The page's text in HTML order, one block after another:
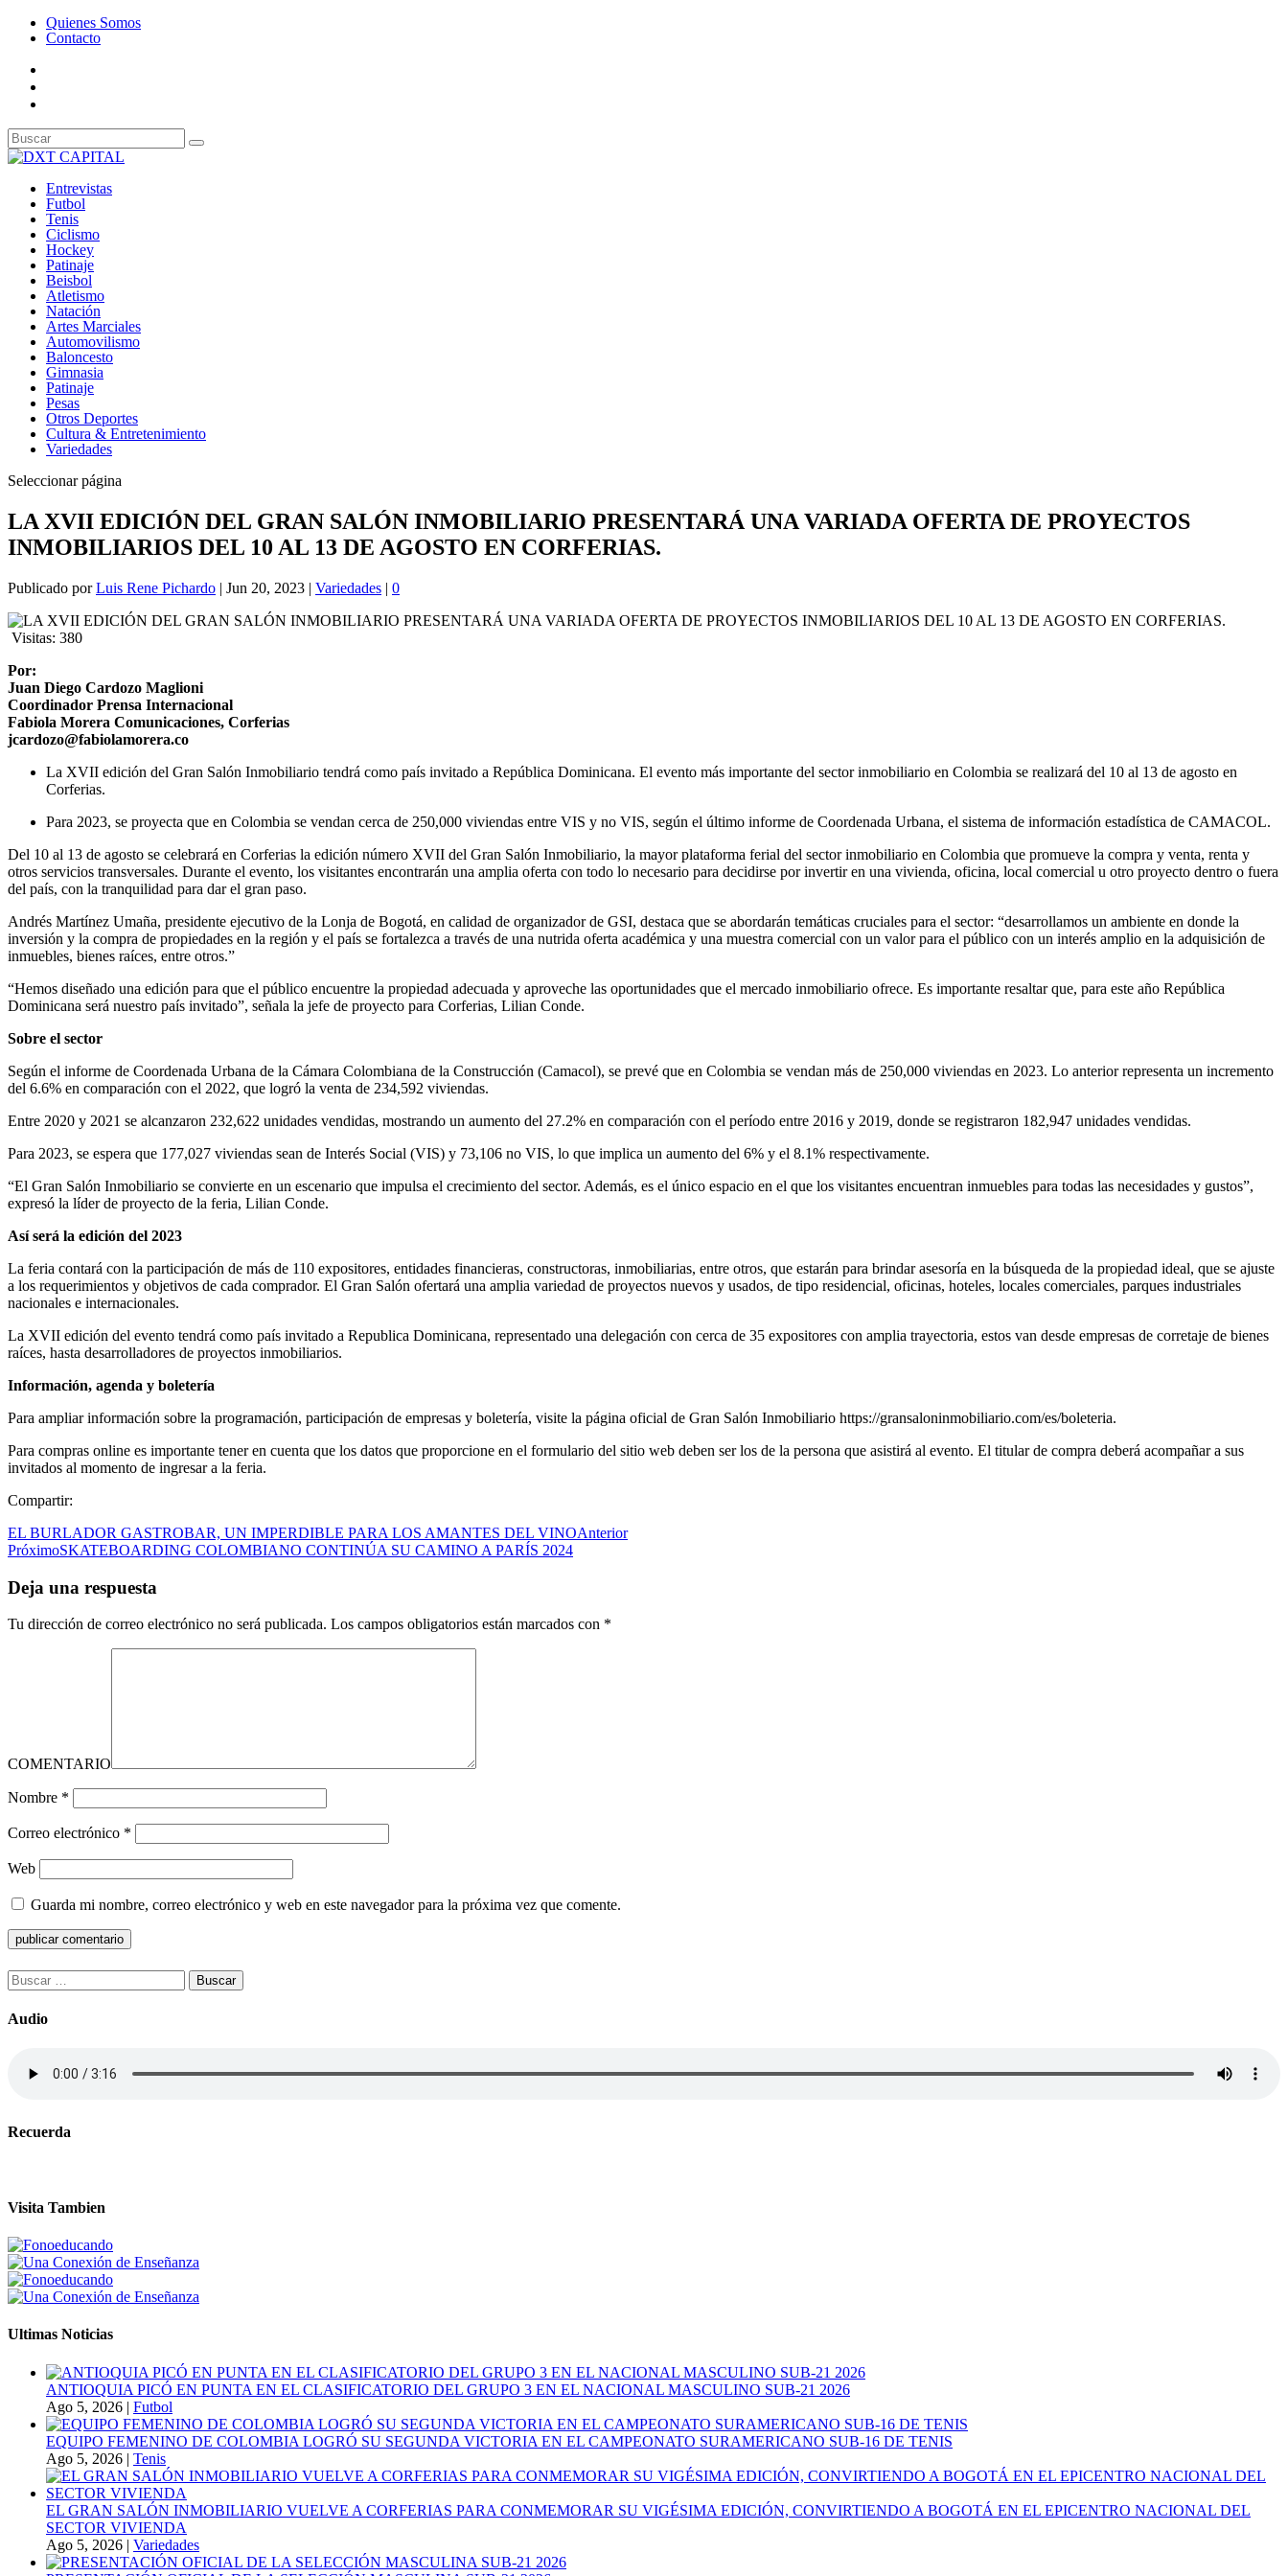
Quienes Somos
Contacto
Entrevistas
Futbol
Tenis
Ciclismo
Hockey
Patinaje
Beisbol
Atletismo
Natación
Artes Marciales
Automovilismo
Baloncesto
Gimnasia
Patinaje
Pesas
Otros Deportes
Cultura & Entretenimiento
Variedades
Seleccionar página
LA XVII EDICIÓN DEL GRAN SALÓN INMOBILIARIO PRESENTARÁ UNA VARIADA OFERTA DE PROYECTOS
INMOBILIARIOS DEL 10 AL 13 DE AGOSTO EN CORFERIAS.
Publicado porLuis Rene Pichardo | Jun 20, 2023 | Variedades | 0
Visitas: 380
Por:
Juan Diego Cardozo Maglioni
Coordinador Prensa Internacional
Fabiola Morera Comunicaciones, Corferias
jcardozo@fabiolamorera.co
La XVII edición del Gran Salón Inmobiliario tendrá como país invitado a República Dominicana. El evento más importante del sector inmobiliario en Colombia se realizará del 10 al 13 de agosto en
Corferias.
Para 2023, se proyecta que en Colombia se vendan cerca de 250,000 viviendas entre VIS y no VIS, según el último informe de Coordenada Urbana, el sistema de información estadística de CAMACOL.
Del 10 al 13 de agosto se celebrará en Corferias la edición número XVII del Gran Salón Inmobiliario, la mayor plataforma ferial del sector inmobiliario en Colombia que promueve la compra y venta, renta y
otros servicios transversales. Durante el evento, los visitantes encontrarán una amplia oferta con todo lo necesario para decidirse por invertir en una vivienda, oficina, local comercial u otro proyecto dentro o fuera
del país, con la tranquilidad para dar el gran paso.
Andrés Martínez Umaña, presidente ejecutivo de la Lonja de Bogotá, en calidad de organizador de GSI, destaca que se abordarán temáticas cruciales para el sector: “desarrollamos un ambiente en donde la
inversión y la compra de propiedades en la región y el país se fortalezca a través de una nutrida oferta académica y una muestra comercial con un valor para el público con un interés amplio en la adquisición de
inmuebles, bienes raíces, entre otros.”
“Hemos diseñado una edición para que el público encuentre la propiedad adecuada y aproveche las oportunidades que el mercado inmobiliario ofrece. Es importante resaltar que, para este año República
Dominicana será nuestro país invitado”, señala la jefe de proyecto para Corferias, Lilian Conde.
Sobre el sector
Según el informe de Coordenada Urbana de la Cámara Colombiana de la Construcción (Camacol), se prevé que en Colombia se vendan más de 250,000 viviendas en 2023. Lo anterior representa un incremento
del 6.6% en comparación con el 2022, que logró la venta de 234,592 viviendas.
Entre 2020 y 2021 se alcanzaron 232,622 unidades vendidas, mostrando un aumento del 27.2% en comparación con el período entre 2016 y 2019, donde se registraron 182,947 unidades vendidas.
Para 2023, se espera que 177,027 viviendas sean de Interés Social (VIS) y 73,106 no VIS, lo que implica un aumento del 6% y el 8.1% respectivamente.
“El Gran Salón Inmobiliario se convierte en un escenario que impulsa el crecimiento del sector. Además, es el único espacio en el que los visitantes encuentran inmuebles para todas las necesidades y gustos”,
expresó la líder de proyecto de la feria, Lilian Conde.
Así será la edición del 2023
La feria contará con la participación de más de 110 expositores, entidades financieras, constructoras, inmobiliarias, entre otros, que estarán para brindar asesoría en la búsqueda de la propiedad ideal, que se ajuste
a los requerimientos y objetivos de cada comprador. El Gran Salón ofertará una amplia variedad de proyectos nuevos y usados, de tipo residencial, oficinas, hoteles, locales comerciales, parques industriales
nacionales e internacionales.
La XVII edición del evento tendrá como país invitado a Republica Dominicana, representado una delegación con cerca de 35 expositores con amplia trayectoria, estos van desde empresas de corretaje de bienes
raíces, hasta desarrolladores de proyectos inmobiliarios.
Información, agenda y boletería
Para ampliar información sobre la programación, participación de empresas y boletería, visite la página oficial de Gran Salón Inmobiliario https://gransaloninmobiliario.com/es/boleteria.
Para compras online es importante tener en cuenta que los datos que proporcione en el formulario del sitio web deben ser los de la persona que asistirá al evento. El titular de compra deberá acompañar a sus
invitados al momento de ingresar a la feria.
Compartir:
EL BURLADOR GASTROBAR, UN IMPERDIBLE PARA LOS AMANTES DEL VINOAnterior
PróximoSKATEBOARDING COLOMBIANO CONTINÚA SU CAMINO A PARÍS 2024
Deja una respuesta
Tu dirección de correo electrónico no será publicada. Los campos obligatorios están marcados con *
COMENTARIO
Nombre *
Correo electrónico *
Web
Guarda mi nombre, correo electrónico y web en este navegador para la próxima vez que comente.
Buscar:
Audio
Recuerda
Visita Tambien
Ultimas Noticias
ANTIOQUIA PICÓ EN PUNTA EN EL CLASIFICATORIO DEL GRUPO 3 EN EL NACIONAL MASCULINO SUB-21 2026
Ago 5, 2026 | Futbol
EQUIPO FEMENINO DE COLOMBIA LOGRÓ SU SEGUNDA VICTORIA EN EL CAMPEONATO SURAMERICANO SUB-16 DE TENIS
Ago 5, 2026 | Tenis
EL GRAN SALÓN INMOBILIARIO VUELVE A CORFERIAS PARA CONMEMORAR SU VIGÉSIMA EDICIÓN, CONVIRTIENDO A BOGOTÁ EN EL EPICENTRO NACIONAL DEL
SECTOR VIVIENDA
Ago 5, 2026 | Variedades